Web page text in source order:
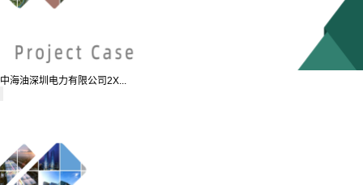
中海油深圳电力有限公司2X...